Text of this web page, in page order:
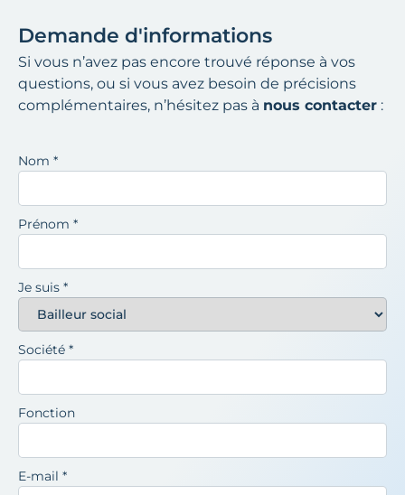
Demande d'informations
Si vous n’avez pas encore trouvé réponse à vos
questions, ou si vous avez besoin de précisions
complémentaires, n’hésitez pas à nous contacter :
Nom *
Prénom *
Je suis *
Société *
Fonction
E-mail *